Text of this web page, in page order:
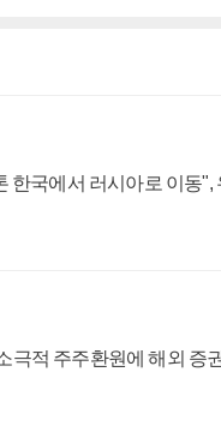
한국에서 러시아로 이동",
극적 주주환원에 해외 증